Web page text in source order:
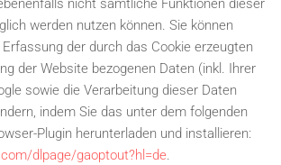
nicht sämtliche Funktionen dieser
werden nutzen können. Sie können
der durch das Cookie erzeugten
der Website bezogenen Daten (inkl. Ihrer
sowie die Verarbeitung dieser Daten
indem Sie das unter dem folgenden
Plugin herunterladen und installieren:
dlpage/gaoptout?hl=de.